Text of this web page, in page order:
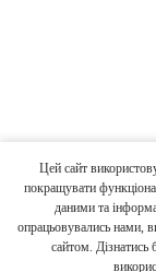
Цей сайт
покращувати
даними та
опрацьовувались нами,
сайтом. Дізнатись